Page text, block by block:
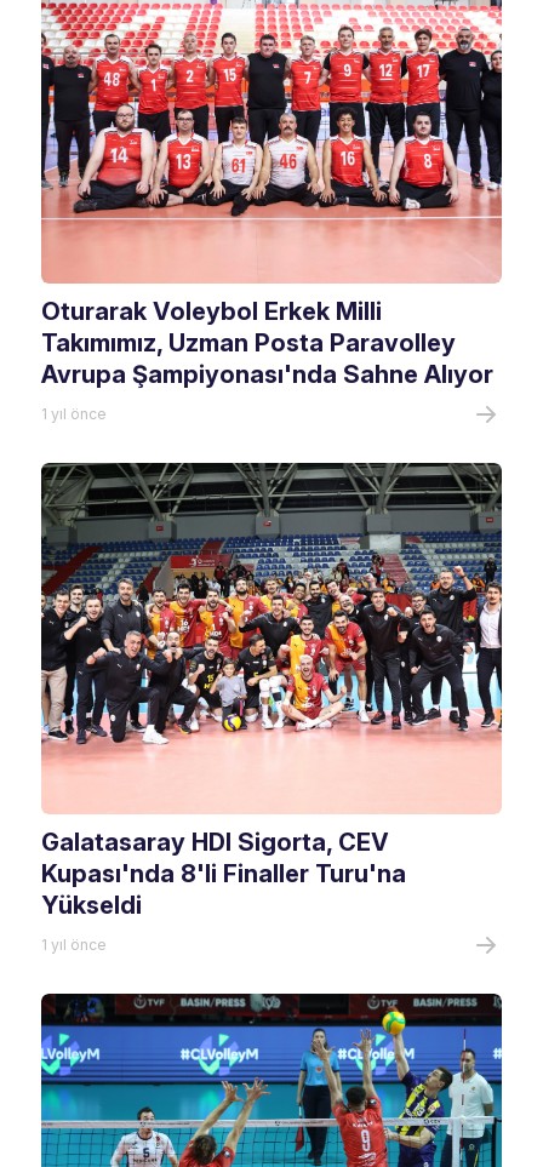
Oturarak Voleybol Erkek Milli
Takımımız, Uzman Posta Paravolley
Avrupa Şampiyonası'nda Sahne Alıyor
1 yıl önce
Galatasaray HDI Sigorta, CEV
Kupası'nda 8'li Finaller Turu'na
Yükseldi
1 yıl önce